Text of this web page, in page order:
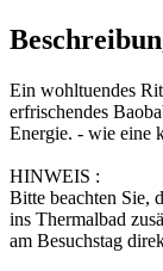
Ein wohltuendes
erfrischendes
Energie. - wie eine
HINWEIS :
Bitte beachten Sie,
ins Thermalbad
am Besuchstag